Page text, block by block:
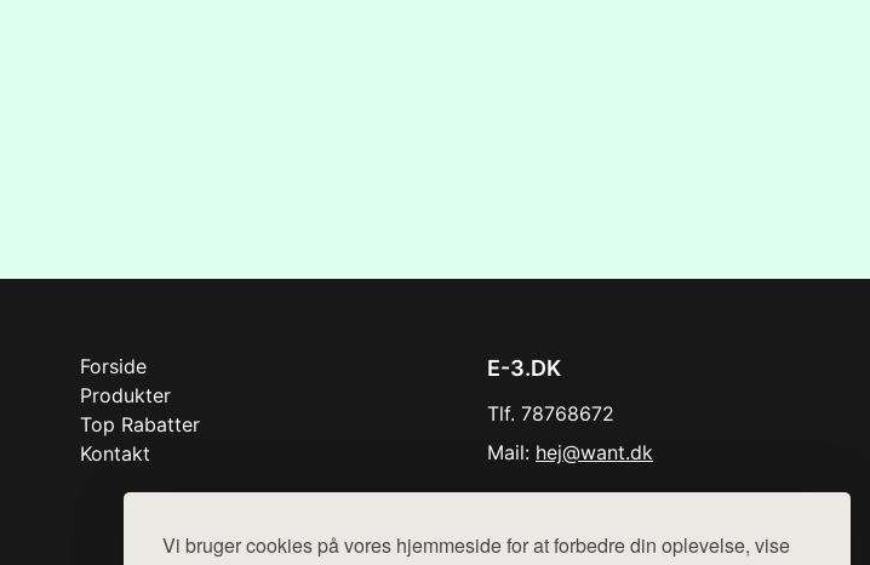
Vi bruger cookies på vores hjemmeside for at forbedre din oplevelse, vise
Forside
Produkter
Top Rabatter
Kontakt
E-3.DK
Tlf. 78768672
Mail: hej@want.dk